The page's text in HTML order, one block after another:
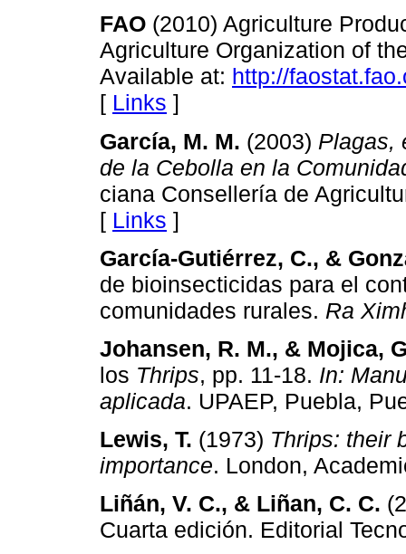
FAO (2010) Agriculture
Agriculture Organization of
Available at: http://
[ Links ]
García, M. M. (2003) Plagas,
de la Cebolla en la
ciana Consellería de
[ Links ]
García-Gutiérrez, C., &
de bioinsecticidas para el
comunidades rurales. Ra
Johansen, R. M., & Mojica,
los Thrips, pp. 11-18. In:
aplicada. UPAEP, Puebla,
Lewis, T. (1973) Thrips: their
importance. London,
Liñán, V. C., & Liñan, C. C.
Cuarta edición. Editorial